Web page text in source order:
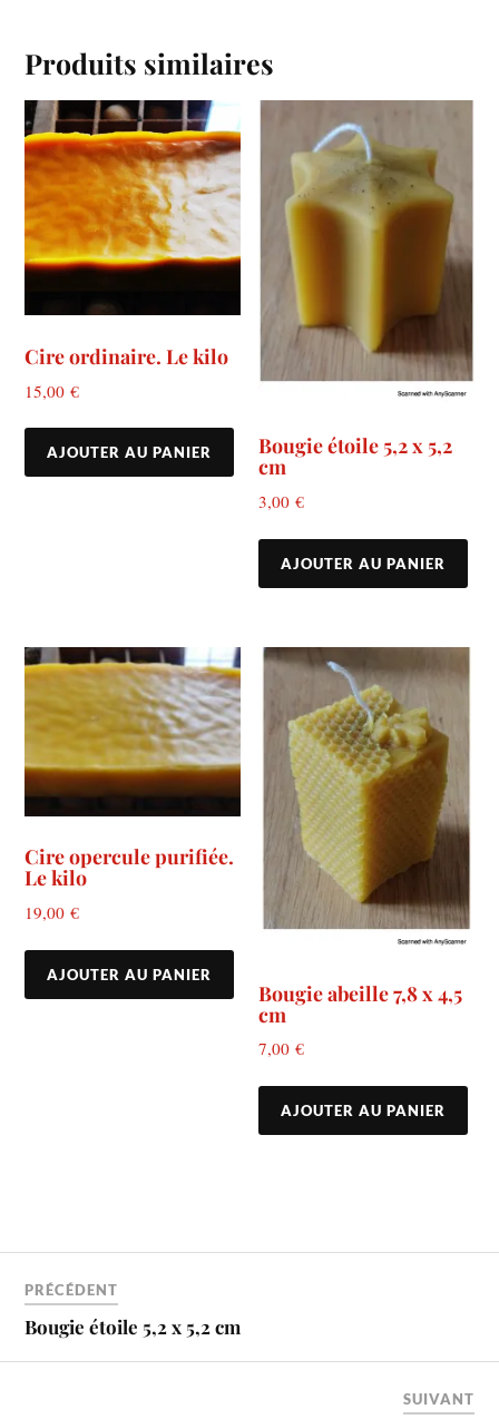
Produits similaires
Cire ordinaire. Le kilo
15,00€
AJOUTER AU PANIER
Bougie étoile 5,2 x 5,2
cm
3,00€
AJOUTER AU PANIER
Cire opercule purifiée.
Le kilo
19,00€
AJOUTER AU PANIER
Bougie abeille 7,8 x 4,5
cm
7,00€
AJOUTER AU PANIER
PRÉCÉDENT
Bougie étoile 5,2 x 5,2 cm
SUIVANT